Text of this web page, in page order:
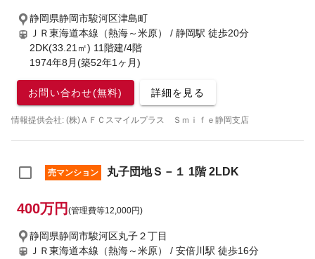
静岡県静岡市駿河区津島町
ＪＲ東海道本線（熱海～米原） / 静岡駅 徒歩20分
2DK(33.21㎡) 11階建/4階
1974年8月(築52年1ヶ月)
お問い合わせ(無料) 詳細を見る
情報提供会社: (株)ＡＦＣスマイルプラス Ｓｍｉｆｅ静岡支店
売マンション 丸子団地Ｓ－１ 1階 2LDK
400万円 (管理費等12,000円)
静岡県静岡市駿河区丸子２丁目
ＪＲ東海道本線（熱海～米原） / 安倍川駅 徒歩16分